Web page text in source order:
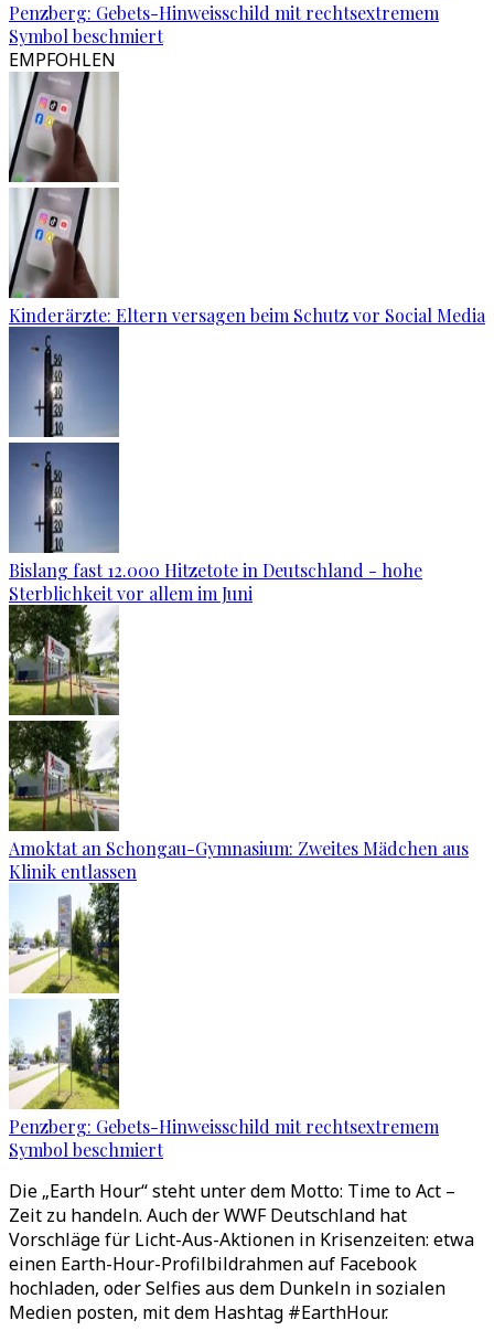
Penzberg: Gebets-Hinweisschild mit rechtsextremem
Symbol beschmiert
EMPFOHLEN
Kinderärzte: Eltern versagen beim Schutz vor Social Media
Bislang fast 12.000 Hitzetote in Deutschland - hohe
Sterblichkeit vor allem im Juni
Amoktat an Schongau-Gymnasium: Zweites Mädchen aus
Klinik entlassen
Penzberg: Gebets-Hinweisschild mit rechtsextremem
Symbol beschmiert
Die „Earth Hour“ steht unter dem Motto: Time to Act –
Zeit zu handeln. Auch der WWF Deutschland hat
Vorschläge für Licht-Aus-Aktionen in Krisenzeiten: etwa
einen Earth-Hour-Profilbildrahmen auf Facebook
hochladen, oder Selfies aus dem Dunkeln in sozialen
Medien posten, mit dem Hashtag #EarthHour.